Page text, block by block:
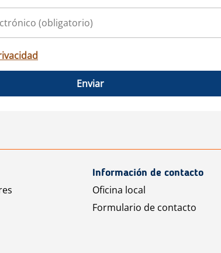
Enviar
Información de contacto
Oficina local
Formulario de contacto